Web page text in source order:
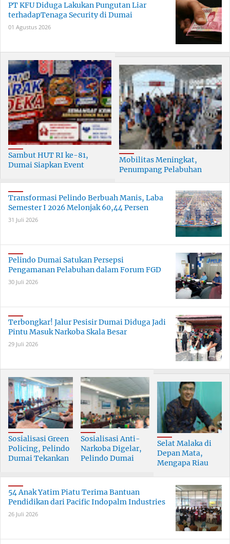
PT KFU Diduga Lakukan Pungutan Liar
terhadapTenaga Security di Dumai
01 Agustus 2026
Sambut HUT RI ke-81,
Dumai Siapkan Event
Mobilitas Meningkat,
Penumpang Pelabuhan
Transformasi Pelindo Berbuah Manis, Laba
Semester I 2026 Melonjak 60,44 Persen
31 Juli 2026
Pelindo Dumai Satukan Persepsi
Pengamanan Pelabuhan dalam Forum FGD
30 Juli 2026
Terbongkar! Jalur Pesisir Dumai Diduga Jadi
Pintu Masuk Narkoba Skala Besar
29 Juli 2026
Sosialisasi Green
Policing, Pelindo
Dumai Tekankan
Bersama
Sosialisasi Anti-
Narkoba Digelar,
Pelindo Dumai
Berkualitas
Selat Malaka di
Depan Mata,
Mengapa Riau
54 Anak Yatim Piatu Terima Bantuan
Pendidikan dari Pacific Indopalm Industries
26 Juli 2026